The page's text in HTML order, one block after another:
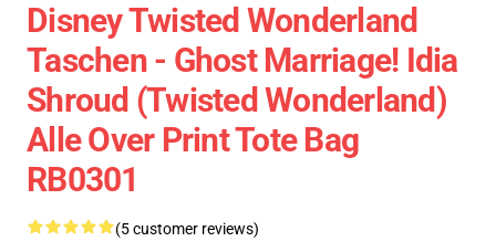
Disney Twisted Wonderland
Taschen - Ghost Marriage! Idia
Shroud (Twisted Wonderland)
Alle Over Print Tote Bag
RB0301
(5 customer reviews)